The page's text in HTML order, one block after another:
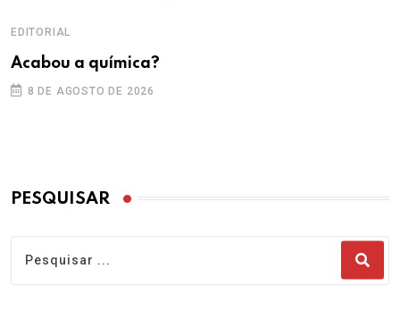
EDITORIAL
Acabou a química?
8 DE AGOSTO DE 2026
PESQUISAR